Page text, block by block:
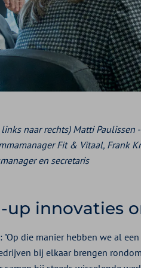
naar rechts) Matti
Fit & Vitaal, Frank
en secretaris
up innovaties
"Op die manier hebben we al
bij elkaar brengen